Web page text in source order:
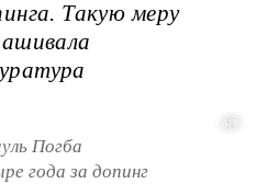
Такую меру
AFP
Погба
года за допинг